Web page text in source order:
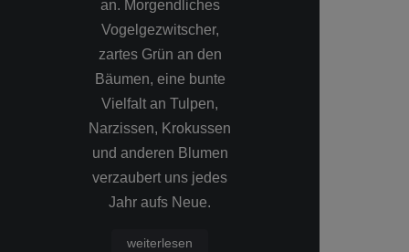
an. Morgendliches
Vogelgezwitscher,
zartes Grün an den
Bäumen, eine bunte
Vielfalt an Tulpen,
Narzissen, Krokussen
und anderen Blumen
verzaubert uns jedes
Jahr aufs Neue.
weiterlesen